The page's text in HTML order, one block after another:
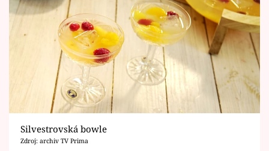
Silvestrovská bowle
Zdroj: archiv TV Prima